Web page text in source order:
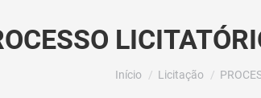
Você está aqui:
Início Licitação